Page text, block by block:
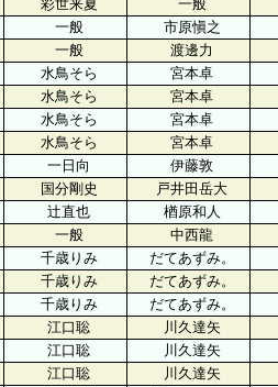
彩世来夏 一般
一般 市原愼之
一般 渡邊力
水鳥そら 宮本卓
水鳥そら 宮本卓
水鳥そら 宮本卓
水鳥そら 宮本卓
一日向 伊藤敦
国分剛史 戸井田岳大
辻直也 楢原和人
一般 中西龍
千歳りみ だてあずみ。
千歳りみ だてあずみ。
千歳りみ だてあずみ。
江口聡 川久達矢
江口聡 川久達矢
江口聡 川久達矢